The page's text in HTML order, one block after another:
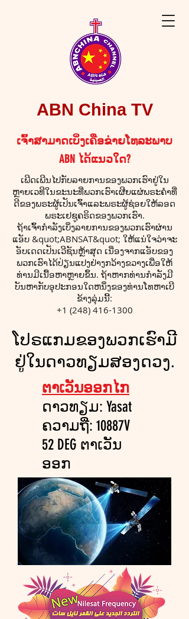
ABN China TV
ເຈົ້າສາມາດເບິ່ງເຄືອຂ່າຍໂທລະພາບ
ABN ໄດ້ແນວໃດ?
ເພີດເພີນໄປກັບລາຍການຂອງພວກເຮົາຢູ່ໃນ
ຫຼາຍເວທີໃນຂະນະທີ່ພວກເຮົາເຜີຍແຜ່ພຣະຄໍາທີ່
ດີຂອງພຣະຜູ້ເປັນເຈົ້າແລະພຣະຜູ້ຊ່ອຍໃຫ້ລອດ
ພຣະເຢຊູຄຣິດຂອງພວກເຮົາ.
ຖ້າເຈົ້າກຳລັງເບິ່ງລາຍການຂອງພວກເຮົາຜ່ານ
ແອັບ &quot;ABNSAT&quot; ໃຫ້ແນ່ໃຈວ່າຈະ
ອັບເດດເປັນເວີຊັນຫຼ້າສຸດ ເນື່ອງຈາກແອັບຂອງ
ພວກເຮົາໄດ້ປ່ຽນແປງຢ່າງກວ້າງຂວາງເພື່ອໃຫ້
ທ່ານມີເນື້ອຫາຫຼາຍຂຶ້ນ. ຖ້າ​ຫາກ​ທ່ານ​ກໍາ​ລັງ​ມີ​
ບັນ​ຫາ​ກັບ​ອຸ​ປະ​ກອນ​ໃດ​ຫນຶ່ງ​ຂອງ​ທ່ານ​ໂທ​ຫາ​ເບີ​
ຂ້າງ​ລຸ່ມ​ນີ້​:
+1 (248) 416-1300
ໂປຣແກມຂອງພວກເຮົາມີ
ຢູ່ໃນດາວທຽມສອງດວງ.
ຕາເວັນອອກໄກ
ດາວທຽມ: Yasat
ຄວາມຖີ່: 10887V
52 DEG ຕາເວັນ
ອອກ